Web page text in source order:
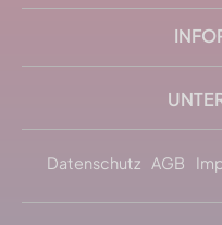
Datenschutz AGB